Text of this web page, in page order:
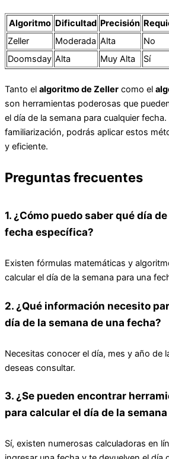
Algoritmo Dificultad Precisión
Zeller
Moderada Alta
No
Doomsday Alta Muy Alta Sí
Tanto el algoritmo de Zeller como el
son herramientas poderosas que
el día de la semana para cualquier
familiarización, podrás aplicar estos
y eficiente.
Preguntas frecuentes
1. ¿Cómo puedo saber qué día
fecha específica?
Existen fórmulas matemáticas y
calcular el día de la semana para una
2. ¿Qué información necesito
día de la semana de una fecha?
Necesitas conocer el día, mes y año de
deseas consultar.
3. ¿Se pueden encontrar
para calcular el día de la
Sí, existen numerosas calculadoras en